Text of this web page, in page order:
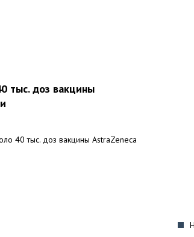
тыс. доз вакцины
40 тыс. доз вакцины AstraZeneca